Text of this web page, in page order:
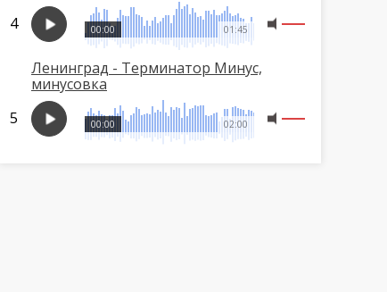
01:45
00:00
Ленинград - Терминатор Минус,
минусовка
02:00
00:00